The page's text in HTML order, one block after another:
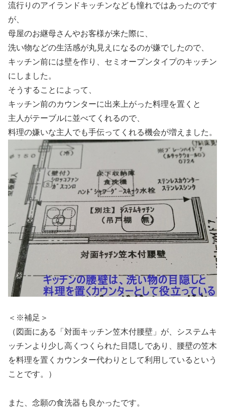
流行りのアイランドキッチンなども憧れではあったのです
が、
母屋のお継母さんやお客様が来た際に、
洗い物などの生活感が丸見えになるのが嫌でしたので、
キッチン前には壁を作り、セミオープンタイプのキッチン
にしました。
そうすることによって、
キッチン前のカウンターに出来上がった料理を置くと
主人がテーブルに並べてくれるので、
料理の嫌いな主人でも手伝ってくれる機会が増えました。
＜※補足＞
（図面にある「対面キッチン笠木付腰壁」が、システムキ
ッチンより少し高くつくられた目隠しであり、腰壁の笠木
を料理を置くカウンター代わりとして利用しているという
ことです。）
また、念願の食洗器も良かったです。